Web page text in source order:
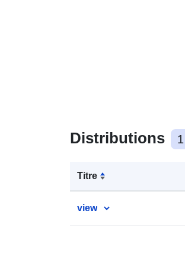
Distributions 1
Titre
view